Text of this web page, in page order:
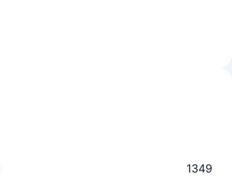
1349